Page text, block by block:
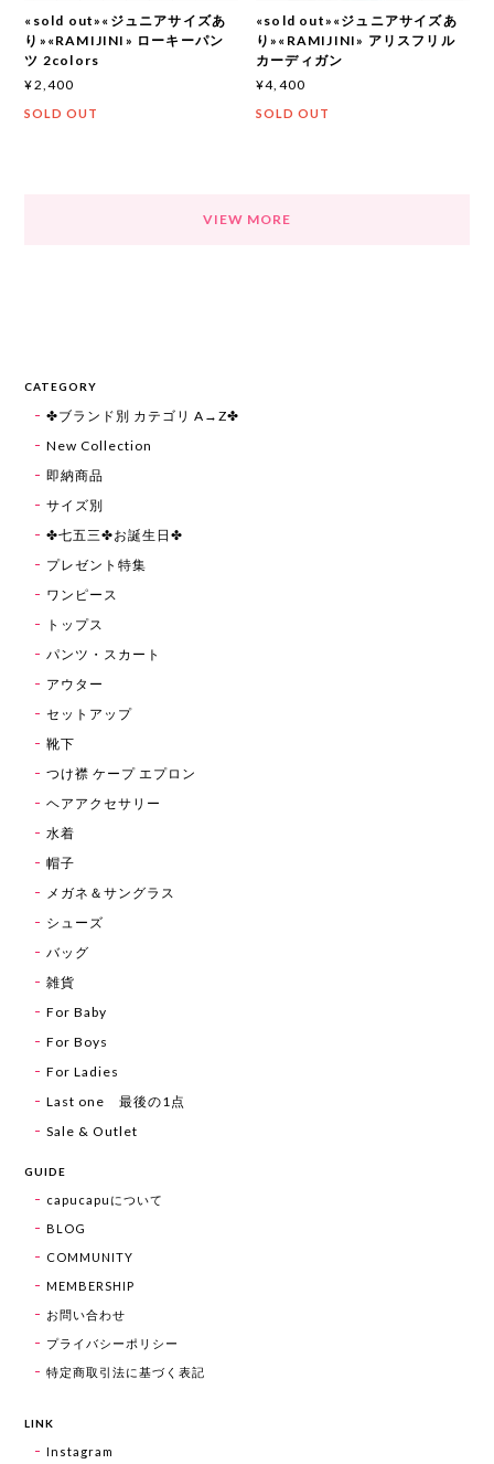
«sold out»«ジュニアサイズあ
り»«RAMIJINI» ローキーパン
ツ 2colors
¥2,400
SOLD OUT
«sold out»«ジュニアサイズあ
り»«RAMIJINI» アリスフリル
カーディガン
¥4,400
SOLD OUT
VIEW MORE
CATEGORY
✤ブランド別 カテゴリ A→Z✤
New Collection
即納商品
サイズ別
✤七五三✤お誕生日✤
プレゼント特集
ワンピース
トップス
パンツ・スカート
アウター
セットアップ
靴下
つけ襟 ケープ エプロン
ヘアアクセサリー
水着
帽子
メガネ＆サングラス
シューズ
バッグ
雑貨
For Baby
For Boys
For Ladies
Last one 最後の1点
Sale & Outlet
GUIDE
capucapuについて
BLOG
COMMUNITY
MEMBERSHIP
お問い合わせ
プライバシーポリシー
特定商取引法に基づく表記
LINK
Instagram